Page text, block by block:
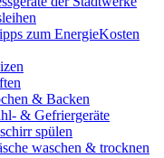
zum EnergieKosten
& Backen
& Gefriergeräte
spülen
waschen & trocknen